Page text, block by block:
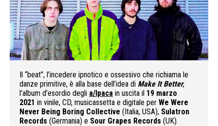
Il “beat”, l’incedere ipnotico e ossessivo che richiama le
danze primitive, è alla base dell’idea di Make It Better,
l’album d’esordio degli a/lpaca in uscita il 19 marzo
2021 in vinile, CD, musicassetta e digitale per We Were
Never Being Boring Collective (Italia, USA), Sulatron
Records (Germania) e Sour Grapes Records (UK).